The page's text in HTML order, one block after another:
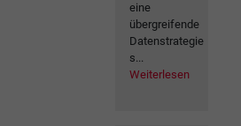
eine
übergreifende
Datenstrategie
s...
Weiterlesen